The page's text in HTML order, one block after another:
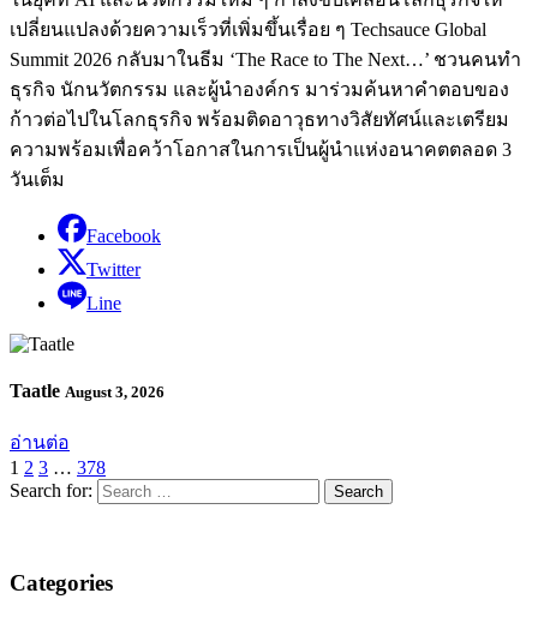
เปลี่ยนแปลงด้วยความเร็วที่เพิ่มขึ้นเรื่อย ๆ Techsauce Global
Summit 2026 กลับมาในธีม ‘The Race to The Next…’ ชวนคนทำ
ธุรกิจ นักนวัตกรรม และผู้นำองค์กร มาร่วมค้นหาคำตอบของ
ก้าวต่อไปในโลกธุรกิจ พร้อมติดอาวุธทางวิสัยทัศน์และเตรียม
ความพร้อมเพื่อคว้าโอกาสในการเป็นผู้นำแห่งอนาคตตลอด 3
วันเต็ม
Facebook
Twitter
Line
Taatle August 3, 2026
อ่านต่อ
1 2 3 … 378
Search for:
Categories